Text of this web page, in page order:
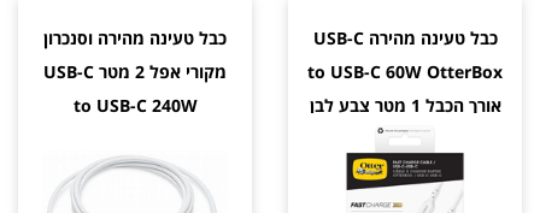
כבל טעינה מהירה USB-C
to USB-C 60W OtterBox
אורך הכבל 1 מטר צבע לבן
כבל טעינה מהירה וסנכרון
מקורי אפל 2 מטר USB-C
to USB-C 240W